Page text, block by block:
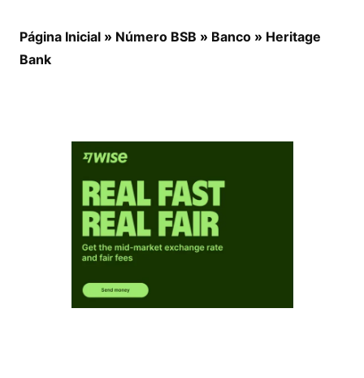
Página Inicial » Número BSB » Banco » Heritage
Bank